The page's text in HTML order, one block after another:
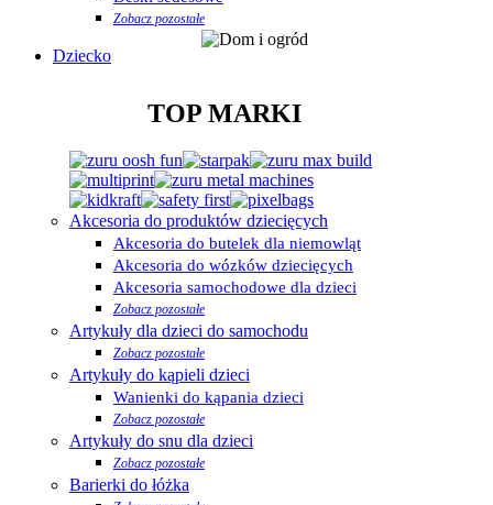
Zobacz pozostałe
Dziecko
TOP MARKI
Akcesoria do produktów dziecięcych
Akcesoria do butelek dla niemowląt
Akcesoria do wózków dziecięcych
Akcesoria samochodowe dla dzieci
Zobacz pozostałe
Artykuły dla dzieci do samochodu
Zobacz pozostałe
Artykuły do kąpieli dzieci
Wanienki do kąpania dzieci
Zobacz pozostałe
Artykuły do snu dla dzieci
Zobacz pozostałe
Barierki do łóżka